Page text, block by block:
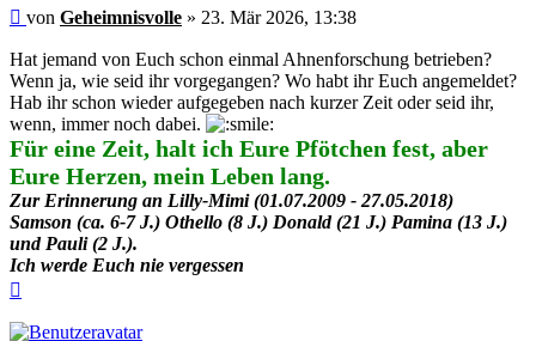
Beitrag
von Geheimnisvolle » 23. Mär 2026, 13:38
Hat jemand von Euch schon einmal Ahnenforschung betrieben?
Wenn ja, wie seid ihr vorgegangen? Wo habt ihr Euch angemeldet?
Hab ihr schon wieder aufgegeben nach kurzer Zeit oder seid ihr,
wenn, immer noch dabei.
Für eine Zeit, halt ich Eure Pfötchen fest, aber
Eure Herzen, mein Leben lang.
Zur Erinnerung an Lilly-Mimi (01.07.2009 - 27.05.2018)
Samson (ca. 6-7 J.) Othello (8 J.) Donald (21 J.) Pamina (13 J.)
und Pauli (2 J.).
Ich werde Euch nie vergessen